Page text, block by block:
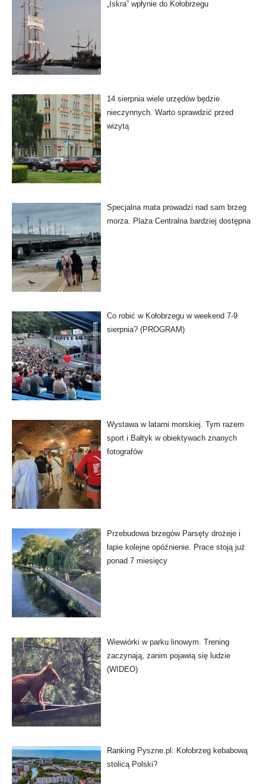
„Iskra” wpłynie do Kołobrzegu
14 sierpnia wiele urzędów będzie
nieczynnych. Warto sprawdzić przed
wizytą
Specjalna mata prowadzi nad sam brzeg
morza. Plaża Centralna bardziej dostępna
Co robić w Kołobrzegu w weekend 7-9
sierpnia? (PROGRAM)
Wystawa w latarni morskiej. Tym razem
sport i Bałtyk w obiektywach znanych
fotografów
Przebudowa brzegów Parsęty drożeje i
łapie kolejne opóźnienie. Prace stoją już
ponad 7 miesięcy
Wiewiórki w parku linowym. Trening
zaczynają, zanim pojawią się ludzie
(WIDEO)
Ranking Pyszne.pl: Kołobrzeg kebabową
stolicą Polski?